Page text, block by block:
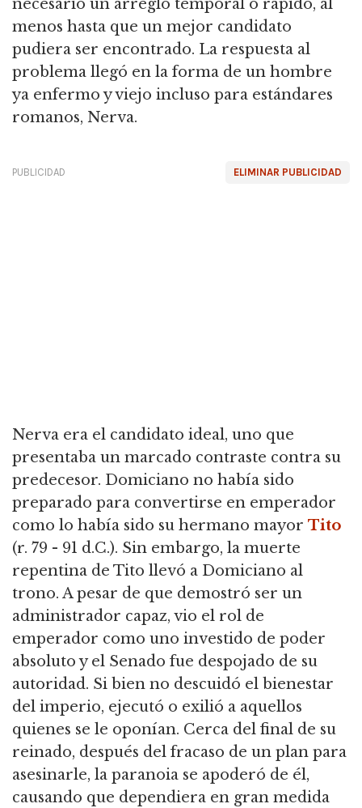
necesario un arreglo temporal o rápido, al
menos hasta que un mejor candidato
pudiera ser encontrado. La respuesta al
problema llegó en la forma de un hombre
ya enfermo y viejo incluso para estándares
romanos, Nerva.
ELIMINAR PUBLICIDAD
PUBLICIDAD
Nerva era el candidato ideal, uno que
presentaba un marcado contraste contra su
predecesor. Domiciano no había sido
preparado para convertirse en emperador
como lo había sido su hermano mayor Tito
(r. 79 - 91 d.C.). Sin embargo, la muerte
repentina de Tito llevó a Domiciano al
trono. A pesar de que demostró ser un
administrador capaz, vio el rol de
emperador como uno investido de poder
absoluto y el Senado fue despojado de su
autoridad. Si bien no descuidó el bienestar
del imperio, ejecutó o exilió a aquellos
quienes se le oponían. Cerca del final de su
reinado, después del fracaso de un plan para
asesinarle, la paranoia se apoderó de él,
causando que dependiera en gran medida